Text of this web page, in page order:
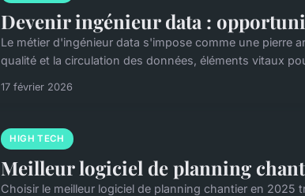
Devenir ingénieur data :
Le métier d'ingénieur data s'impose comme une pierre
qualité et la circulation des données, éléments vitaux
17 février 2026
HIGH TECH
Meilleur logiciel de planning
Choisir le meilleur logiciel de planning chantier en 2025